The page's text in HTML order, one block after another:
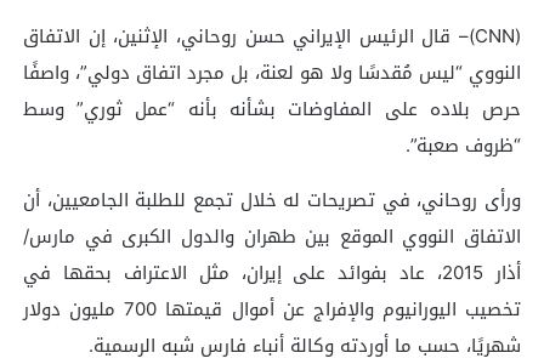
(CNN)– قال الرئيس الإيراني حسن روحاني، الإثنين، إن الاتفاق
النووي “ليس مُقدسًا ولا هو لعنة، بل مجرد اتفاق دولي”، واصفًا
حرص بلاده على المفاوضات بشأنه بأنه “عمل ثوري” وسط
“ظروف صعبة”.
ورأى روحاني، في تصريحات له خلال تجمع للطلبة الجامعيين، أن
الاتفاق النووي الموقع بين طهران والدول الكبرى في مارس/
أذار 2015، عاد بفوائد على إيران، مثل الاعتراف بحقها في
تخصيب اليورانيوم والإفراج عن أموال قيمتها 700 مليون دولار
شهريًا، حسب ما أوردته وكالة أنباء فارس شبه الرسمية.